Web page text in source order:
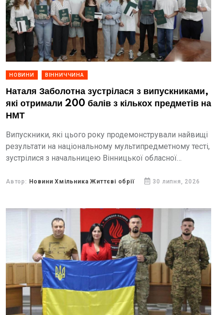
НОВИНИ ВІННИЧЧИНА
Наталя Заболотна зустрілася з випускниками,
які отримали 200 балів з кількох предметів на
НМТ
Випускники, які цього року продемонстрували найвищі
результати на національному мультипредметному тесті,
зустрілися з начальницею Вінницької обласної
Автор: Новини Хмільника Життєві обрії 30 липня, 2026